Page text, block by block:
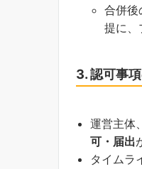
合併後
提に、
3. 認可事
運営主体
可・届出
タイムラ